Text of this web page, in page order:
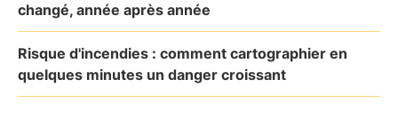
changé, année après année
Risque d'incendies : comment cartographier en
quelques minutes un danger croissant